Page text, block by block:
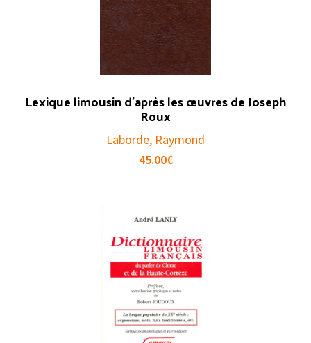
Lexique limousin d’après les œuvres de Joseph
Roux
Laborde, Raymond
45.00€